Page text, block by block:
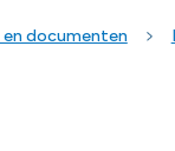
documenten